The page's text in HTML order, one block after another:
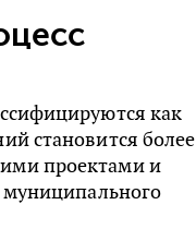
как
становится более
проектами и
муниципального